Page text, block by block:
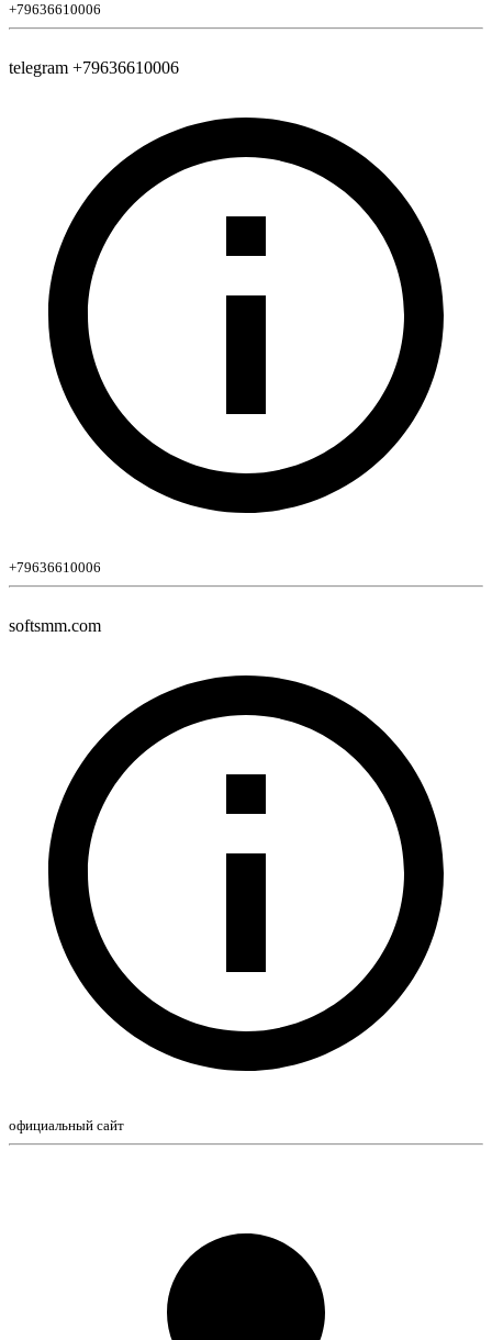
+79636610006
telegram +79636610006
+79636610006
softsmm.com
официальный сайт